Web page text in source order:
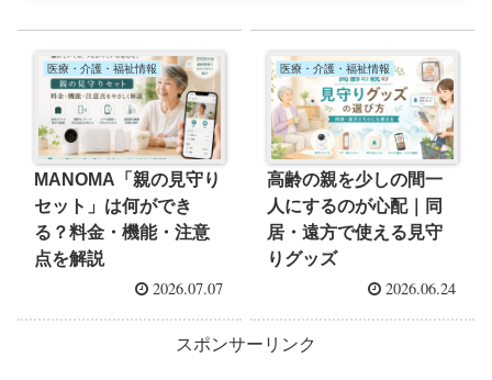
医療・介護・福祉情報
MANOMA「親の見守り
セット」は何ができ
る？料金・機能・注意
点を解説
2026.07.07
医療・介護・福祉情報
高齢の親を少しの間一
人にするのが心配｜同
居・遠方で使える見守
りグッズ
2026.06.24
スポンサーリンク